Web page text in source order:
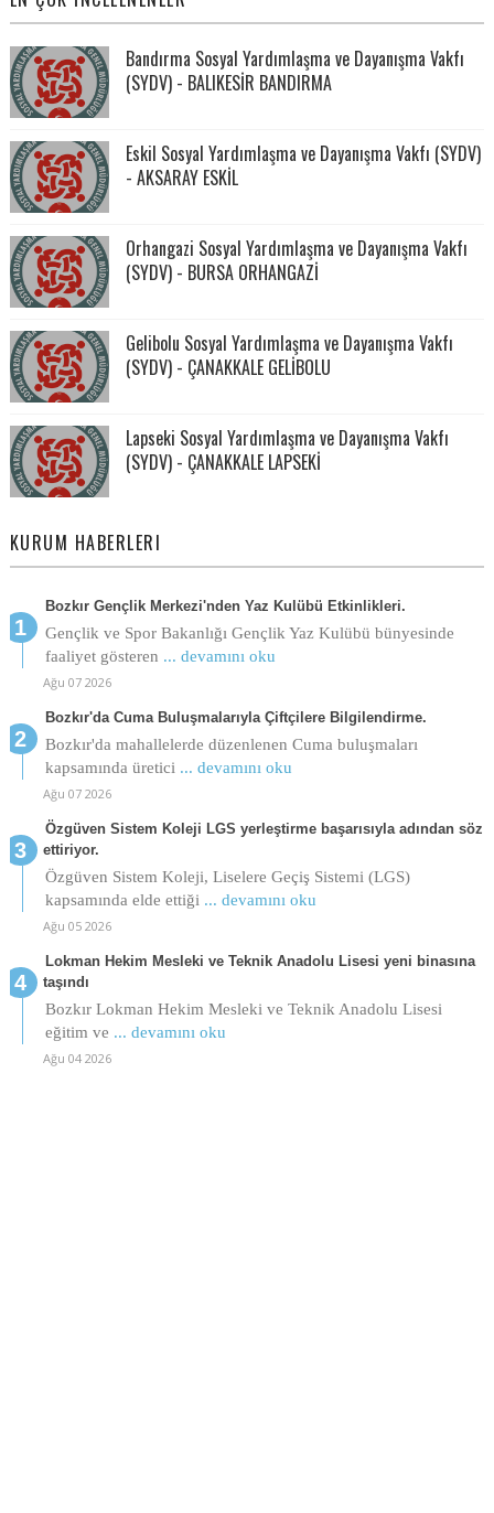
Bandırma Sosyal Yardımlaşma ve Dayanışma Vakfı
(SYDV) - BALIKESİR BANDIRMA
Eskil Sosyal Yardımlaşma ve Dayanışma Vakfı (SYDV)
- AKSARAY ESKİL
Orhangazi Sosyal Yardımlaşma ve Dayanışma Vakfı
(SYDV) - BURSA ORHANGAZİ
Gelibolu Sosyal Yardımlaşma ve Dayanışma Vakfı
(SYDV) - ÇANAKKALE GELİBOLU
Lapseki Sosyal Yardımlaşma ve Dayanışma Vakfı
(SYDV) - ÇANAKKALE LAPSEKİ
KURUM HABERLERI
Bozkır Gençlik Merkezi'nden Yaz Kulübü Etkinlikleri.
Gençlik ve Spor Bakanlığı Gençlik Yaz Kulübü bünyesinde
faaliyet gösteren ... devamını oku
Ağu 07 2026
Bozkır'da Cuma Buluşmalarıyla Çiftçilere Bilgilendirme.
Bozkır'da mahallelerde düzenlenen Cuma buluşmaları
kapsamında üretici ... devamını oku
Ağu 07 2026
Özgüven Sistem Koleji LGS yerleştirme başarısıyla adından söz
ettiriyor.
Özgüven Sistem Koleji, Liselere Geçiş Sistemi (LGS)
kapsamında elde ettiği ... devamını oku
Ağu 05 2026
Lokman Hekim Mesleki ve Teknik Anadolu Lisesi yeni binasına
taşındı
Bozkır Lokman Hekim Mesleki ve Teknik Anadolu Lisesi
eğitim ve ... devamını oku
Ağu 04 2026